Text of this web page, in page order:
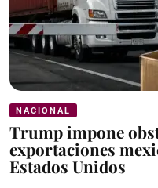
NACIONAL
Trump impone
exportaciones
Estados Unidos